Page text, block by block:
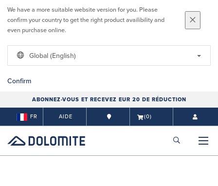
We have a more suitable website version for you. Please
confirm your country to get the right product availibility and
even purchase online.
Global (English)
Confirm
ABONNEZ-VOUS ET RECEVEZ EUR 20 DE RÉDUCTION
FR AIDE (0)